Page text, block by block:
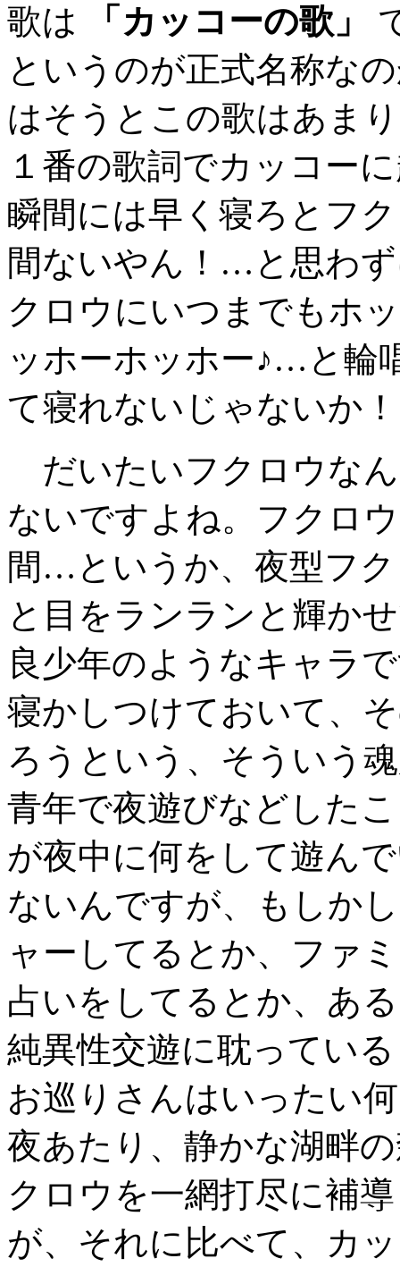
歌は
「カッコーの歌」
というのが正式名称な
はそうとこの歌はあま
１番の歌詞でカッコー
瞬間には早く寝ろとフ
間ないやん！…と思わ
クロウにいつまでもホ
ッホーホッホー♪…と輪
て寝れないじゃないか
だいたいフクロウな
ないですよね。フクロ
間…というか、夜型フ
と目をランランと輝か
良少年のようなキャラ
寝かしつけておいて、
ろうという、そういう
青年で夜遊びなどした
が夜中に何をして遊ん
ないんですが、もしか
ャーしてるとか、ファ
占いをしてるとか、あ
純異性交遊に耽ってい
お巡りさんはいったい
夜あたり、静かな湖畔
クロウを一網打尽に補
が、それに比べて、カ